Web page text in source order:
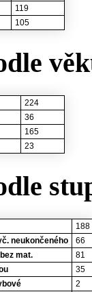
119
105
224
36
165
23
188
neukončeného
66
mat.
81
35
2